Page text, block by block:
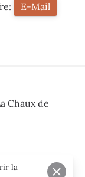
E-Mail
Chaux de
la